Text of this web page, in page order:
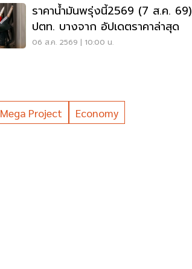
ราคาน้ำมันพรุ่งนี้2569 (7 ส.ค. 69)
ปตท. บางจาก อัปเดตราคาล่าสุด
06 ส.ค. 2569 | 10:00 น.
Mega Project Economy